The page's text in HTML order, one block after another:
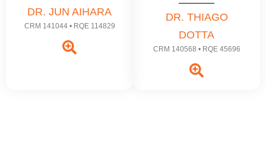
DR. JUN AIHARA
CRM 141044 • RQE 114829
DR. THIAGO
DOTTA
CRM 140568 • RQE 45696